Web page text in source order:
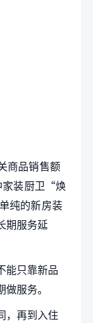
商品销售额
家装厨卫“焕
纯的新房装
期服务延
能只靠新品
服务。
，再到入住